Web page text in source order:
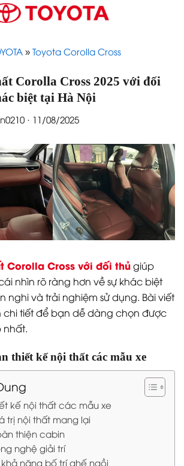
» Toyota Corolla Cross
Corolla Cross 2025 với đối
biệt tại Hà Nội
· 11/08/2025
Corolla Cross với đối thủgiúp
nhìn rõ ràng hơn về sự khác biệt
nghi và trải nghiệm sử dụng. Bài viết
chi tiết để bạn dễ dàng chọn được
nhất.
thiết kế nội thất các mẫu xe
kế nội thất các mẫu xe
trị nội thất mang lại
thiện cabin
nghệ giải trí
năng bố trí ghế ngồi